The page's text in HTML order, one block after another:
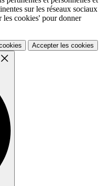
sur les réseaux sociaux
les cookies' pour donner
Accepter les cookies